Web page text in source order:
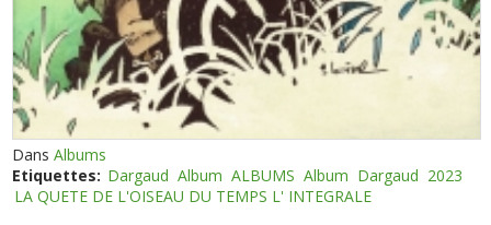
DansAlbums
Etiquettes: Dargaud Album ALBUMS Album Dargaud 2023
LA QUETE DE L'OISEAU DU TEMPS L' INTEGRALE